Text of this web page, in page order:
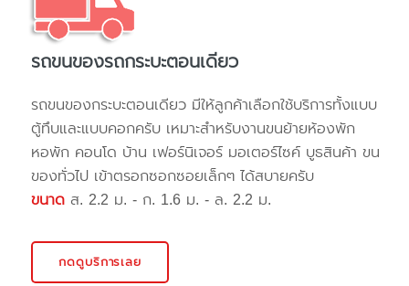
รถขนของรถกระบะตอนเดียว
รถขนของกระบะตอนเดียว มีให้ลูกค้าเลือกใช้บริการทั้งแบบ
ตู้ทึบและแบบคอกครับ เหมาะสำหรับงานขนย้ายห้องพัก
หอพัก คอนโด บ้าน เฟอร์นิเจอร์ มอเตอร์ไซค์ บูธสินค้า ขน
ของทั่วไป เข้าตรอกซอกซอยเล็กๆ ได้สบายครับ
ขนาด ส. 2.2 ม. - ก. 1.6 ม. - ล. 2.2 ม.
กดดูบริการเลย